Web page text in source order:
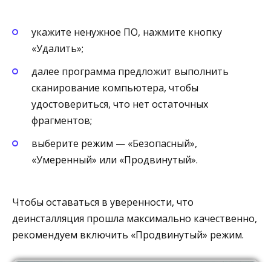
укажите ненужное ПО, нажмите кнопку
«Удалить»;
далее программа предложит выполнить
сканирование компьютера, чтобы
удостовериться, что нет остаточных
фрагментов;
выберите режим — «Безопасный»,
«Умеренный» или «Продвинутый».
Чтобы оставаться в уверенности, что
деинсталляция прошла максимально качественно,
рекомендуем включить «Продвинутый» режим.